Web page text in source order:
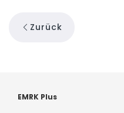
Zurück
EMRK Plus